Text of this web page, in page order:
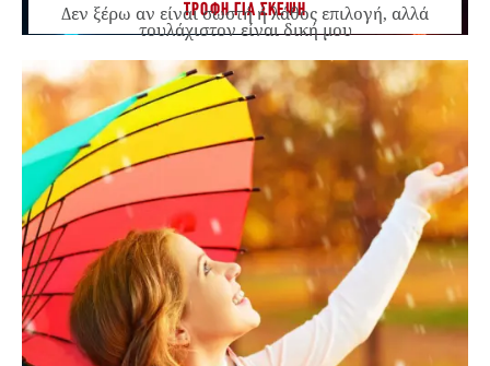
ΤΡΟΦΗ ΓΙΑ ΣΚΕΨΗ
Δεν ξέρω αν είναι σωστή ή λάθος επιλογή, αλλά
τουλάχιστον είναι δική μου